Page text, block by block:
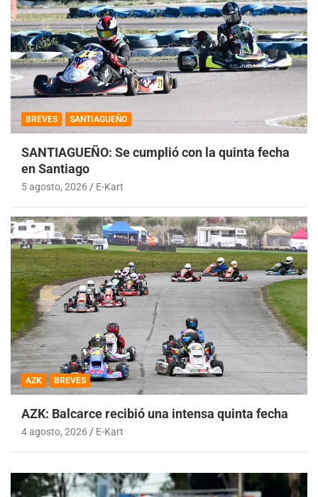
BREVES SANTIAGUEÑO
SANTIAGUEÑO: Se cumplió con la quinta fecha
en Santiago
5 agosto, 2026 E-Kart
AZK BREVES
AZK: Balcarce recibió una intensa quinta fecha
4 agosto, 2026 E-Kart